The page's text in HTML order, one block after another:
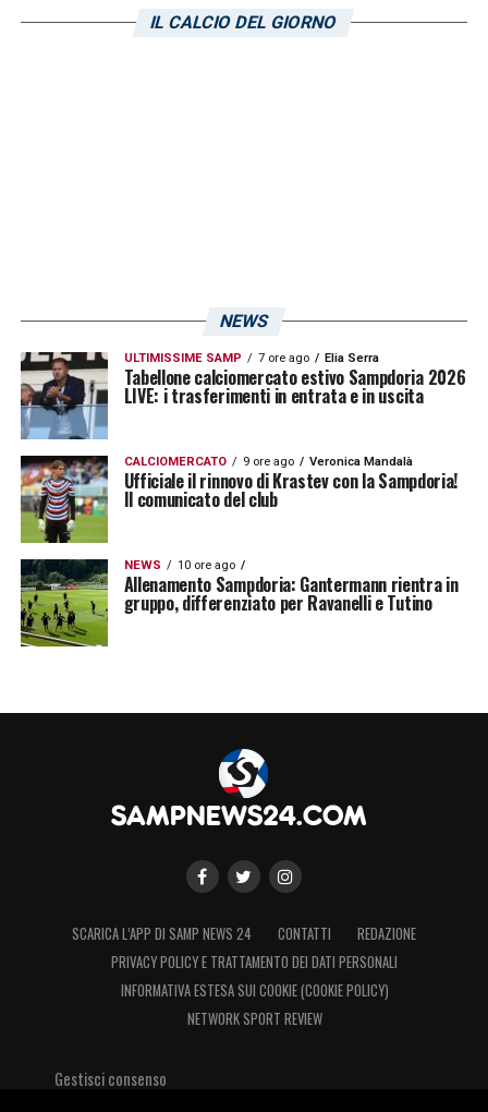
IL CALCIO DEL GIORNO
NEWS
ULTIMISSIME SAMP 7 ore ago Elia Serra
Tabellone calciomercato estivo Sampdoria 2026
LIVE: i trasferimenti in entrata e in uscita
CALCIOMERCATO 9 ore ago Veronica Mandalà
Ufficiale il rinnovo di Krastev con la Sampdoria!
Il comunicato del club
NEWS 10 ore ago
Allenamento Sampdoria: Gantermann rientra in
gruppo, differenziato per Ravanelli e Tutino
SCARICA L’APP DI SAMP NEWS 24 CONTATTI
REDAZIONE
PRIVACY POLICY E TRATTAMENTO DEI DATI PERSONALI
INFORMATIVA ESTESA SUI COOKIE (COOKIE POLICY)
NETWORK SPORT REVIEW
Gestisci consenso